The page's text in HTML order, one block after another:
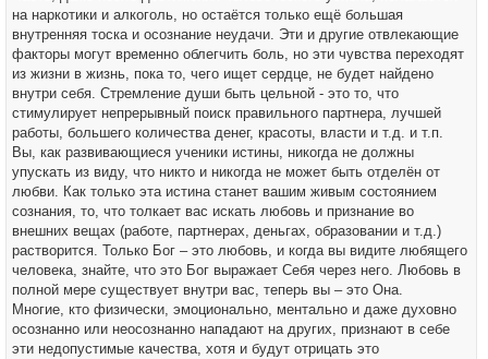
на наркотики и алкоголь, но остаётся только ещё большая
внутренняя тоска и осознание неудачи. Эти и другие отвлекающие
факторы могут временно облегчить боль, но эти чувства переходят
из жизни в жизнь, пока то, чего ищет сердце, не будет найдено
внутри себя. Стремление души быть цельной - это то, что
стимулирует непрерывный поиск правильного партнера, лучшей
работы, большего количества денег, красоты, власти и т.д. и т.п.
Вы, как развивающиеся ученики истины, никогда не должны
упускать из виду, что никто и никогда не может быть отделён от
любви. Как только эта истина станет вашим живым состоянием
сознания, то, что толкает вас искать любовь и признание во
внешних вещах (работе, партнерах, деньгах, образовании и т.д.)
растворится. Только Бог – это любовь, и когда вы видите любящего
человека, знайте, что это Бог выражает Себя через него. Любовь в
полной мере существует внутри вас, теперь вы – это Она.
Многие, кто физически, эмоционально, ментально и даже духовно
осознанно или неосознанно нападают на других, признают в себе
эти недопустимые качества, хотя и будут отрицать это